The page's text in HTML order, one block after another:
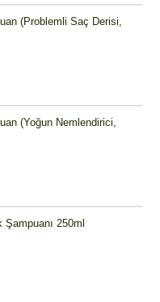
(Problemli Saç Derisi,
(Yoğun Nemlendirici,
250ml